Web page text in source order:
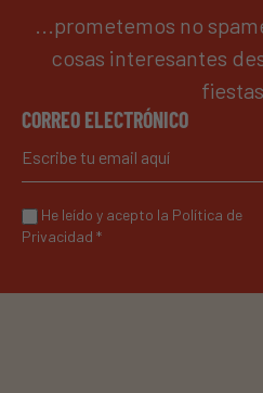
...prometemos no
cosas interesantes
CORREO ELECTRÓNICO
He leído y acepto la Política de
Privacidad *